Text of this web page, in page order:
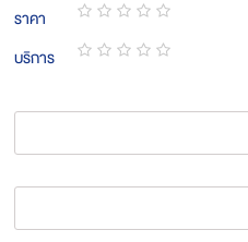
star
stars
stars
stars
stars
ราคา
1
star
2
stars
3
stars
4
stars
5
stars
บริการ